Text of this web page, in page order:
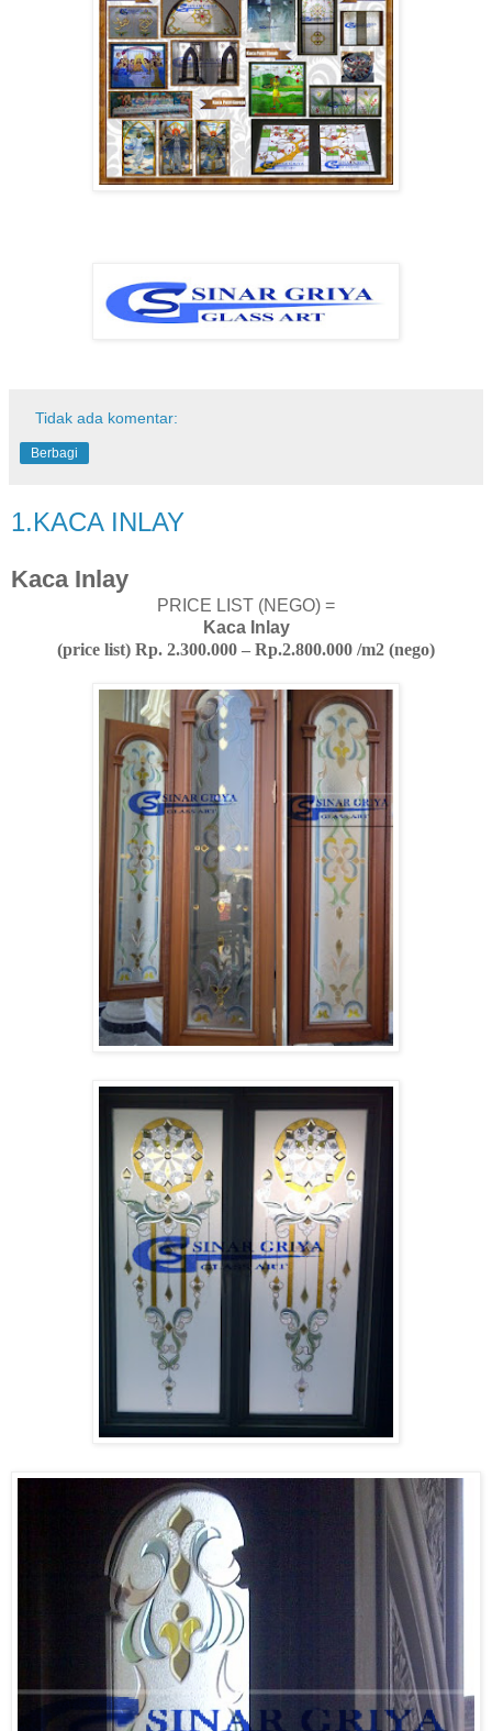
Tidak ada komentar:
Berbagi
1.KACA INLAY
Kaca Inlay
PRICE LIST (NEGO) =
Kaca Inlay
(price list) Rp. 2.300.000 – Rp.2.800.000 /m2 (nego)